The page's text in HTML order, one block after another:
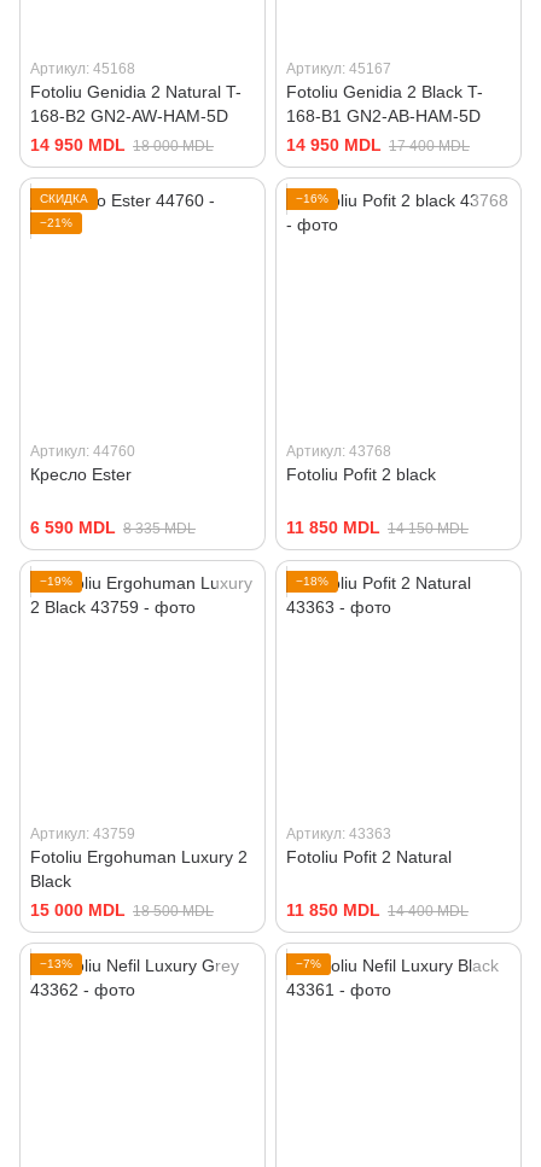
Артикул: 45168
Fotoliu Genidia 2 Natural T-
168-B2 GN2-AW-HAM-5D
14 950 MDL 18 000 MDL
Артикул: 45167
Fotoliu Genidia 2 Black T-
168-B1 GN2-AB-HAM-5D
14 950 MDL 17 400 MDL
СКИДКА
−21%
Артикул: 44760
Кресло Ester
6 590 MDL 8 335 MDL
−16%
Артикул: 43768
Fotoliu Pofit 2 black
11 850 MDL 14 150 MDL
−19%
Артикул: 43759
Fotoliu Ergohuman Luxury 2
Black
15 000 MDL 18 500 MDL
−18%
Артикул: 43363
Fotoliu Pofit 2 Natural
11 850 MDL 14 400 MDL
−13% −7%